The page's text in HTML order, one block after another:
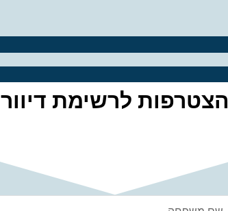
הצטרפות לרשימת דיוור